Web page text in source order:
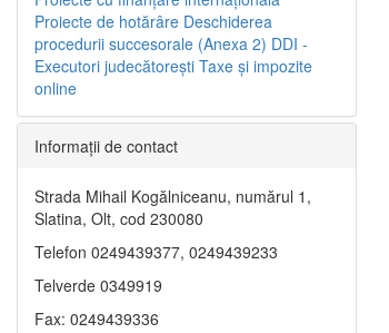
Proiecte de hotărâre Deschiderea
procedurii succesorale (Anexa 2) DDI -
Executori judecătorești Taxe şi impozite
online
Informaţii de contact
Strada Mihail Kogălniceanu, numărul 1,
Slatina, Olt, cod 230080
Telefon 0249439377, 0249439233
Telverde 0349919
Fax: 0249439336